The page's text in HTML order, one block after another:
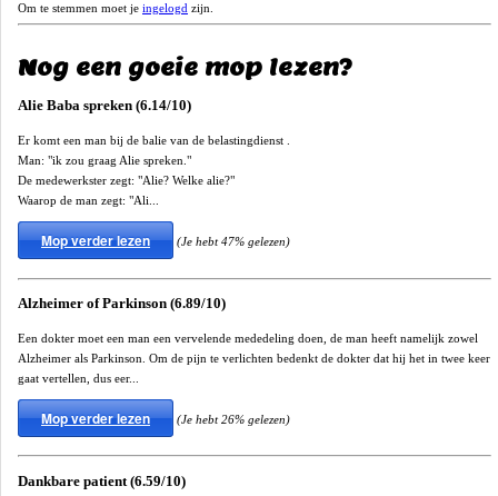
Om te stemmen moet je ingelogd zijn.
Nog een goeie mop lezen?
Alie Baba spreken (6.14/10)
Er komt een man bij de balie van de belastingdienst .
Man: "ik zou graag Alie spreken."
De medewerkster zegt: "Alie? Welke alie?"
Waarop de man zegt: "Ali...
Mop verder lezen (Je hebt 47% gelezen)
Alzheimer of Parkinson (6.89/10)
Een dokter moet een man een vervelende mededeling doen, de man heeft namelijk zowel
Alzheimer als Parkinson. Om de pijn te verlichten bedenkt de dokter dat hij het in twee keer
gaat vertellen, dus eer...
Mop verder lezen (Je hebt 26% gelezen)
Dankbare patient (6.59/10)